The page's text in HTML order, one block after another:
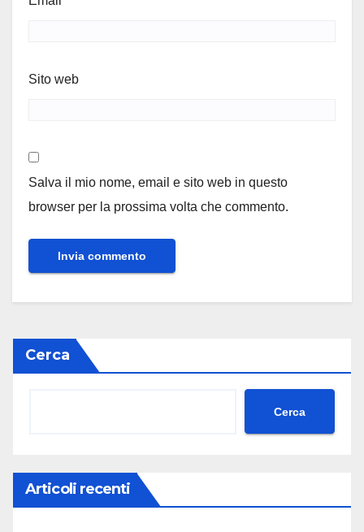
Sito web
Salva il mio nome, email e sito web in questo
browser per la prossima volta che commento.
Cerca
Cerca
Articoli recenti